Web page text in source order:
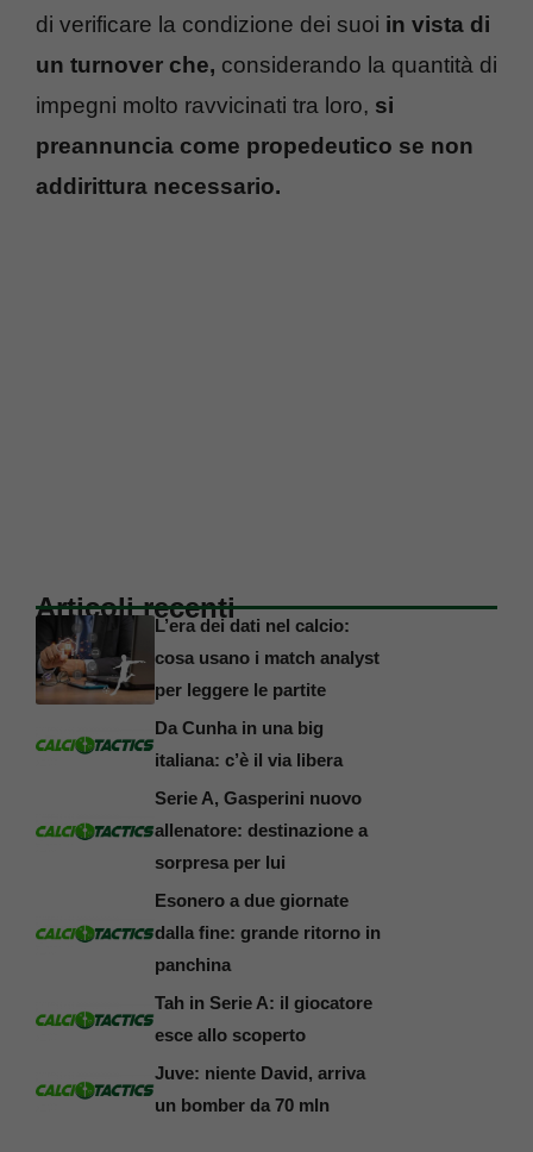
di verificare la condizione dei suoi in vista di
un turnover che, considerando la quantità di
impegni molto ravvicinati tra loro, si
preannuncia come propedeutico se non
addirittura necessario.
Articoli recenti
L’era dei dati nel calcio:
cosa usano i match analyst
per leggere le partite
Da Cunha in una big
italiana: c’è il via libera
Serie A, Gasperini nuovo
allenatore: destinazione a
sorpresa per lui
Esonero a due giornate
dalla fine: grande ritorno in
panchina
Tah in Serie A: il giocatore
esce allo scoperto
Juve: niente David, arriva
un bomber da 70 mln